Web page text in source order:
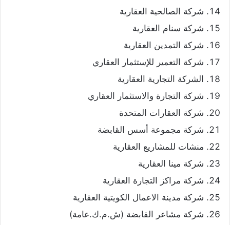
شركة الصالحية العقارية
شركة سنام العقارية
شركة التمدين العقارية
شركة التعمير للإستثمار العقاري
الشركة التجارية العقارية
شركة التجارة والاستثمار العقاري
شركة العقارات المتحدة
شركة مجموعة أسس القابضة
منشات للمشاريع العقارية
شركة مينا العقارية
شركة مراكز التجارة العقارية
شركة مدينة الاعمال الكويتية العقارية
شركة مشاعر القابضة (ش.م.ك.عامة)